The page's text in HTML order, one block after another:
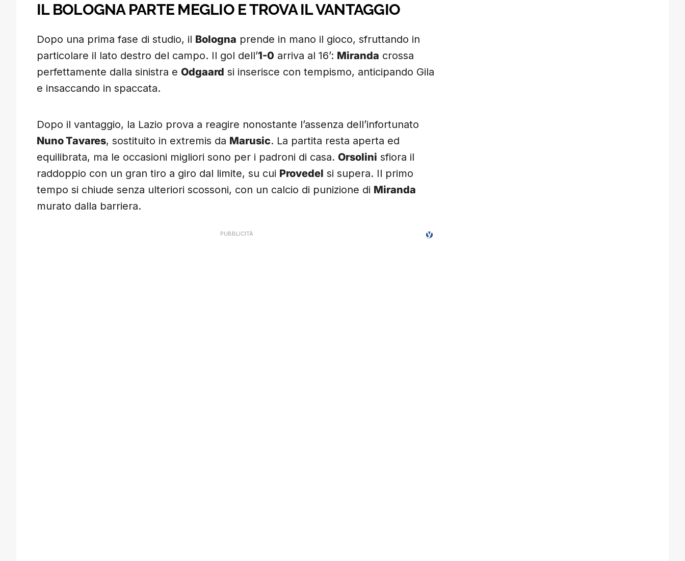
IL BOLOGNA PARTE MEGLIO E TROVA IL VANTAGGIO
Dopo una prima fase di studio, il Bologna prende in mano il gioco, sfruttando in
particolare il lato destro del campo. Il gol dell’1-0 arriva al 16’: Miranda crossa
perfettamente dalla sinistra e Odgaard si inserisce con tempismo, anticipando Gila
e insaccando in spaccata.
Dopo il vantaggio, la Lazio prova a reagire nonostante l’assenza dell’infortunato
Nuno Tavares, sostituito in extremis da Marusic. La partita resta aperta ed
equilibrata, ma le occasioni migliori sono per i padroni di casa. Orsolini sfiora il
raddoppio con un gran tiro a giro dal limite, su cui Provedel si supera. Il primo
tempo si chiude senza ulteriori scossoni, con un calcio di punizione di Miranda
murato dalla barriera.